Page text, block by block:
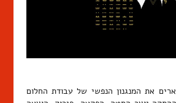
את המנגנון הנפשי של עבודת החלום